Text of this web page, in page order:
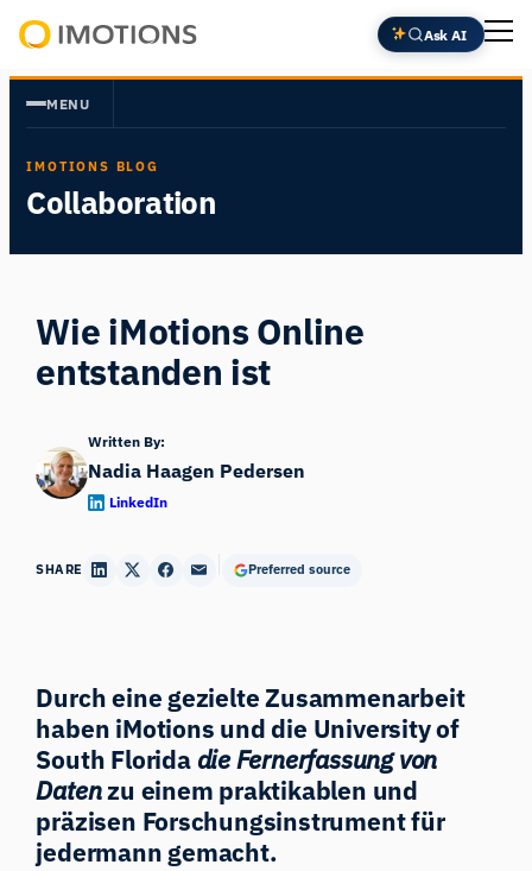
Zum
Inhalt
springen
Insight
Ask AI
MENU
IMOTIONS BLOG
Collaboration
Wie iMotions Online
entstanden ist
Written By:
Nadia Haagen Pedersen
LinkedIn
SHARE Preferred source
Durch eine gezielte Zusammenarbeit
haben iMotions und die University of
South Floridadie Fernerfassung von
Datenzu einem praktikablen und
präzisen Forschungsinstrument für
jedermann gemacht.